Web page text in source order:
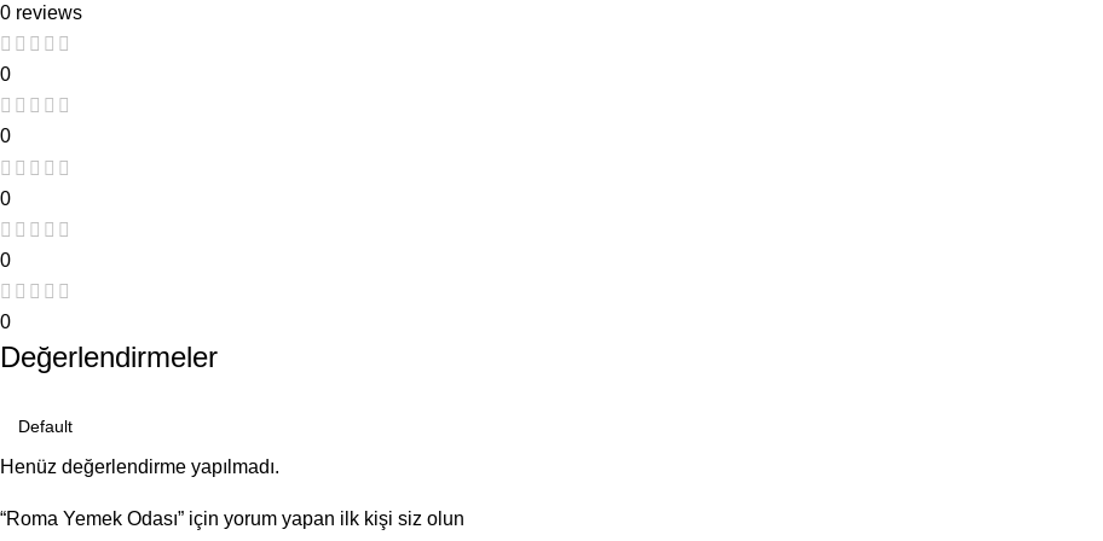
0 reviews
0
0
0
0
0
Değerlendirmeler
Henüz değerlendirme yapılmadı.
“Roma Yemek Odası” için yorum yapan ilk kişi siz olun